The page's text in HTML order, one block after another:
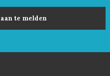
te melden